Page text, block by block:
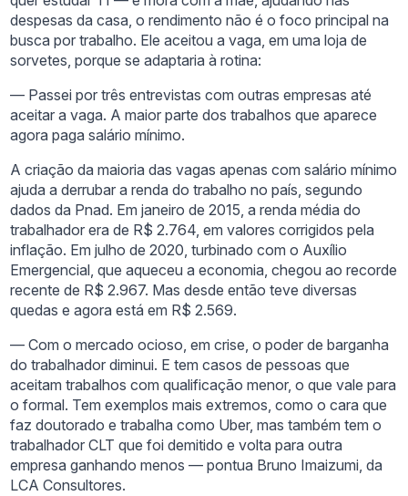
despesas da casa, o rendimento não é o foco principal na
busca por trabalho. Ele aceitou a vaga, em uma loja de
sorvetes, porque se adaptaria à rotina:
— Passei por três entrevistas com outras empresas até
aceitar a vaga. A maior parte dos trabalhos que aparece
agora paga salário mínimo.
A criação da maioria das vagas apenas com salário mínimo
ajuda a derrubar a renda do trabalho no país, segundo
dados da Pnad. Em janeiro de 2015, a renda média do
trabalhador era de R$ 2.764, em valores corrigidos pela
inflação. Em julho de 2020, turbinado com o Auxílio
Emergencial, que aqueceu a economia, chegou ao recorde
recente de R$ 2.967. Mas desde então teve diversas
quedas e agora está em R$ 2.569.
— Com o mercado ocioso, em crise, o poder de barganha
do trabalhador diminui. E tem casos de pessoas que
aceitam trabalhos com qualificação menor, o que vale para
o formal. Tem exemplos mais extremos, como o cara que
faz doutorado e trabalha como Uber, mas também tem o
trabalhador CLT que foi demitido e volta para outra
empresa ganhando menos — pontua Bruno Imaizumi, da
LCA Consultores.